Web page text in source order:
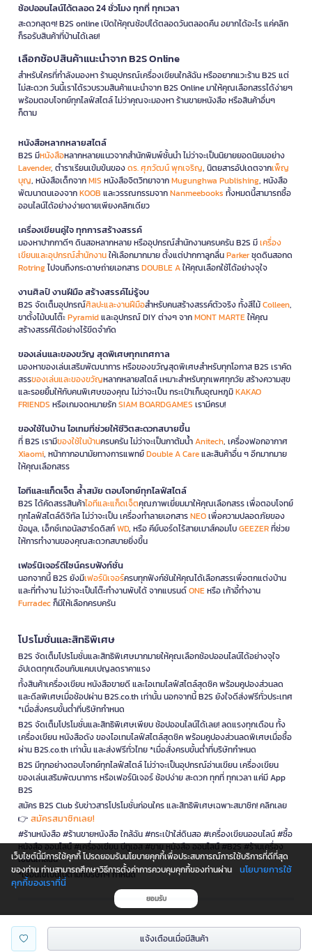
แจ้งเตือนเมื่อมีสินค้า
ช้อปออนไลน์ได้ตลอด 24 ชั่วโมง ทุกที่ ทุกเวลา
สะดวกสุดๆ! B2S online เปิดให้คุณช้อปได้ตลอดวันตลอดคืน อยากได้อะไร แค่คลิก
ก็รอรับสินค้าที่บ้านได้เลย!
เลือกช้อปสินค้าแนะนำจาก B2S Online
สำหรับใครที่กำลังมองหา ร้านอุปกรณ์เครื่องเขียนใกล้ฉัน หรืออยากแวะร้าน B2S แต่
ไม่สะดวก วันนี้เราได้รวบรวมสินค้าแนะนำจาก B2S Online มาให้คุณเลือกสรรได้ง่ายๆ
พร้อมตอบโจทย์ทุกไลฟ์สไตล์ ไม่ว่าคุณจะมองหา ร้านขายหนังสือ หรือสินค้าอื่นๆ
ก็ตาม
หนังสือหลากหลายสไตล์
B2S มีหนังสือหลากหลายแนวจากสำนักพิมพ์ชั้นนำ ไม่ว่าจะเป็นนิยายยอดนิยมอย่าง
Lavender, ตำราเรียนเข้มข้นของดร. ศุภวัฒน์ พุกเจริญ, นิตยสารอัปเดตจากเพ็ญ
บุญ, หนังสือเด็กจากMIS หนังสือจิตวิทยาจากMugunghwa Publishing, หนังสือ
พัฒนาตนเองจากKOOB และวรรณกรรมจากNanmeebooks ทั้งหมดนี้สามารถซื้อ
ออนไลน์ได้อย่างง่ายดายเพียงคลิกเดียว
เครื่องเขียนคู่ใจ ทุกการสร้างสรรค์
มองหาปากกาดีๆ ดินสอหลากหลาย หรืออุปกรณ์สำนักงานครบครัน B2S มีเครื่อง
เขียนและอุปกรณ์สำนักงานให้เลือกมากมาย ตั้งแต่ปากกาลูกลื่นParkerชุดดินสอกด
Rotringไปจนถึงกระดาษถ่ายเอกสารDOUBLE Aให้คุณเลือกใช้ได้อย่างจุใจ
งานศิลป์ งานฝีมือ สร้างสรรค์ไม่รู้จบ
B2S จัดเต็มอุปกรณ์ศิลปะและงานฝีมือสำหรับคนสร้างสรรค์ตัวจริง ทั้งสีไม้Colleen,
ขาตั้งไม้บนโต๊ะPyramidและอุปกรณ์ DIY ต่างๆ จากMONT MARTEให้คุณ
สร้างสรรค์ได้อย่างไร้ขีดจำกัด
ของเล่นและของขวัญ สุดพิเศษทุกเทศกาล
มองหาของเล่นเสริมพัฒนาการ หรือของขวัญสุดพิเศษสำหรับทุกโอกาส B2S เราคัด
สรรของเล่นและของขวัญหลากหลายสไตล์ เหมาะสำหรับทุกเพศทุกวัย สร้างความสุข
และรอยยิ้มให้กับคนพิเศษของคุณ ไม่ว่าจะเป็น กระเป๋าเก็บอุณหภูมิKAKAO
FRIENDS หรือเกมจดหมายรักSIAM BOARDGAMES เรามีครบ!
ของใช้ในบ้าน ไอเทมที่ช่วยให้ชีวิตสะดวกสบายขึ้น
ที่ B2S เรามีของใช้ในบ้านครบครัน ไม่ว่าจะเป็นกาต้มน้ำAnitech, เครื่องฟอกอากาศ
Xiaomi, หน้ากากอนามัยทางการแพทย์Double A Careและสินค้าอื่น ๆ อีกมากมาย
ให้คุณเลือกสรร
ไอทีและแก็ดเจ็ต ล้ำสมัย ตอบโจทย์ทุกไลฟ์สไตล์
B2S ได้คัดสรรสินค้าไอทีและแก็ดเจ็ตคุณภาพเยี่ยมมาให้คุณเลือกสรร เพื่อตอบโจทย์
ทุกไลฟ์สไตล์ดิจิทัล ไม่ว่าจะเป็น เครื่องทำลายเอกสารNEOเพื่อความปลอดภัยของ
ข้อมูล, เอ็กซ์เทอนัลฮาร์ดดิสก์WD, หรือ คีย์บอร์ดไร้สายเมาส์คอมโบGEEZERที่ช่วย
ให้การทำงานของคุณสะดวกสบายยิ่งขึ้น
เฟอร์นิเจอร์ดีไซน์ครบฟังก์ชั่น
นอกจากนี้ B2S ยังมีเฟอร์นิเจอร์ครบทุกฟังก์ชันให้คุณได้เลือกสรรเพื่อตกแต่งบ้าน
และที่ทำงาน ไม่ว่าจะเป็นโต๊ะทำงานพับได้ จากแบรนด์ONEหรือ เก้าอี้ทำงาน
Furradecก็มีให้เลือกครบครัน
โปรโมชั่นและสิทธิพิเศษ
B2S จัดเต็มโปรโมชั่นและสิทธิพิเศษมากมายให้คุณเลือกช้อปออนไลน์ได้อย่างจุใจ
อัปเดตทุกเดือนกับแคมเปญลดราคาแรง
ทั้งสินค้าเครื่องเขียน หนังสือขายดี และไอเทมไลฟ์สไตล์สุดชิค พร้อมคูปองส่วนลด
และดีลพิเศษเมื่อช้อปผ่าน B2S.co.th เท่านั้น นอกจากนี้ B2S ยังใจดีส่งฟรีทั่วประเทศ
*เมื่อสั่งครบขั้นต่ำที่บริษัทกำหนด
B2S จัดเต็มโปรโมชั่นและสิทธิพิเศษเพียบ ช้อปออนไลน์ได้เลย! ลดแรงทุกเดือน ทั้ง
เครื่องเขียน หนังสือดัง ของไอเทมไลฟ์สไตล์สุดชิค พร้อมคูปองส่วนลดพิเศษเมื่อซื้อ
ผ่าน B2S.co.th เท่านั้น และส่งฟรีทั่วไทย *เมื่อสั่งครบขั้นต่ำที่บริษัทกำหนด
B2S มีทุกอย่างตอบโจทย์ทุกไลฟ์สไตล์ ไม่ว่าจะเป็นอุปกรณ์อ่านเขียน เครื่องเขียน
ของเล่นเสริมพัฒนาการ หรือเฟอร์นิเจอร์ ช้อปง่าย สะดวก ทุกที่ ทุกเวลา แค่มี App
B2S
สมัคร B2S Club รับข่าวสารโปรโมชั่นก่อนใคร และสิทธิพิเศษเฉพาะสมาชิก! คลิกเลย
👉 สมัครสมาชิกเลย!
#ร้านหนังสือ #ร้านขายหนังสือ ใกล้ฉัน #กระเป๋าใส่ดินสอ #เครื่องเขียนออนไลน์ #ซื้อ
หนังสือ ออนไลน์ #เครื่องเขียน บีทูเอส #ขาย หนังสือ ออนไลน์ #B2S #ร้านเครื่อง
เขียนใกล้ฉัน
*เงื่อนไขเป็นไปตามที่บริษัทฯ กำหนด
is a company operating under
เว็บไซต์นี้มีการใช้คุกกี้ โปรดยอมรับนโยบายคุกกี้เพื่อประสบการณ์การใช้บริการที่ดีที่สุด
ของท่าน ท่านสามารถศึกษาวิธีการตั้งค่าการควบคุมคุกกี้ของท่านผ่าน
นโยบายการใช้
คุกกี้ของเราที่นี่
ยอมรับ